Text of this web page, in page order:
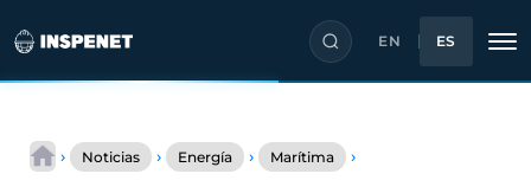
contenido
EN ES
› Noticias › Energía › Marítima ›